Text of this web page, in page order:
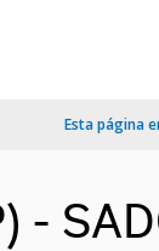
Esta página
-